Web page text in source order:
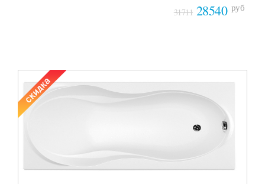
31711 28540 руб